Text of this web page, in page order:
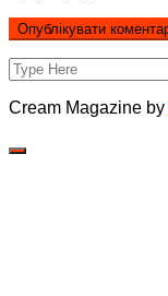
Cream Magazine by